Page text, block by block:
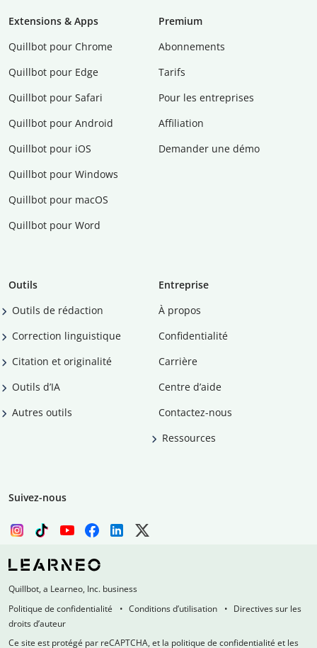
Extensions & Apps
Quillbot pour Chrome
Quillbot pour Edge
Quillbot pour Safari
Quillbot pour Android
Quillbot pour iOS
Quillbot pour Windows
Quillbot pour macOS
Quillbot pour Word
Premium
Abonnements
Tarifs
Pour les entreprises
Affiliation
Demander une démo
Outils
Outils de rédaction
Correction linguistique
Citation et originalité
Outils d’IA
Autres outils
Entreprise
À propos
Confidentialité
Carrière
Centre d’aide
Contactez-nous
Ressources
Suivez-nous
Quillbot, a Learneo, Inc. business
Politique de confidentialité
Conditions d’utilisation
Directives sur les
droits d’auteur
Ce site est protégé par reCAPTCHA, et la politique de confidentialité et les